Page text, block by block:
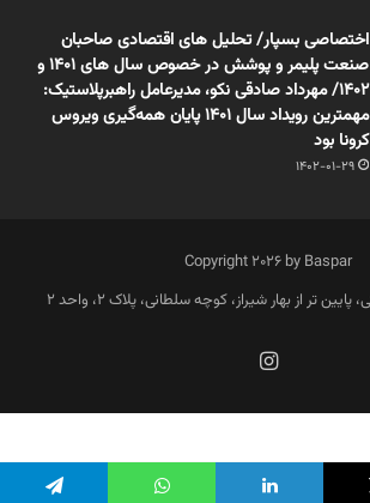
اختصاصی بسپار/ تحلیل های اقتصادی صاحبان
صنعت پلیمر و پوشش در خصوص سال های 1401 و
1402/ مهرداد صادقی نکو، مدیرعامل راهبرپلاستیک:
مهمترین رویداد سال 1401 پایان همه‌گیری ویروس
کرونا بود
1402-01-29
Copyright 2026 by Baspar
تر از بهار شیراز، کوچه سلطانی، پلاک 2، واحد 2
فارسی